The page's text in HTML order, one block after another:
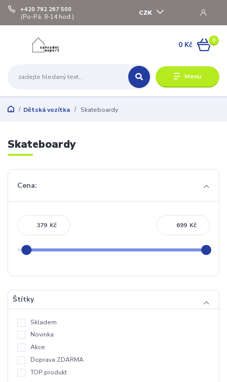
Menu
CZK
+420 792 267 500
(Po-Pá, 8-14 hod.)
0
0 Kč
Dětská vozítka Skateboardy
Skateboardy
Cena:
Kč Kč
Štítky
Skladem
Novinka
Akce
Doprava ZDARMA
TOP produkt